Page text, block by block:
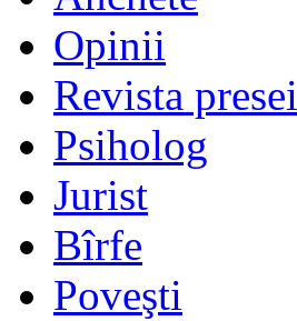
Opinii
Revista presei
Psiholog
Jurist
Bîrfe
Poveşti